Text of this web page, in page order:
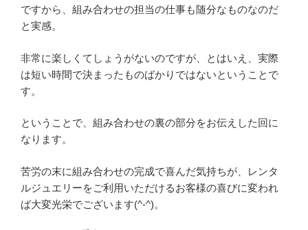
ですから、組み合わせの担当の仕事も随分なものなのだ
と実感。
非常に楽しくてしょうがないのですが、とはいえ、実際
は短い時間で決まったものばかりではないということで
す。
ということで、組み合わせの裏の部分をお伝えした回に
なります。
苦労の末に組み合わせの完成で喜んだ気持ちが、レンタ
ルジュエリーをご利用いただけるお客様の喜びに変われ
ば大変光栄でございます(^-^)。